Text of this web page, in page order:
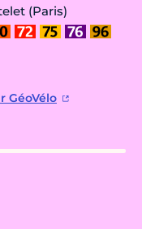
(Paris)
GéoVélo